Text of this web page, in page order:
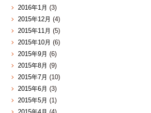
2016年1月 (3)
2015年12月 (4)
2015年11月 (5)
2015年10月 (6)
2015年9月 (6)
2015年8月 (9)
2015年7月 (10)
2015年6月 (3)
2015年5月 (1)